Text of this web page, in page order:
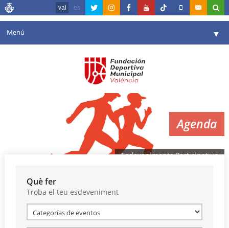
val es
Menú ▼
▼
▼
Reserves
Agenda
Esdeveniments Participatius
Què fer
Troba el teu esdeveniment